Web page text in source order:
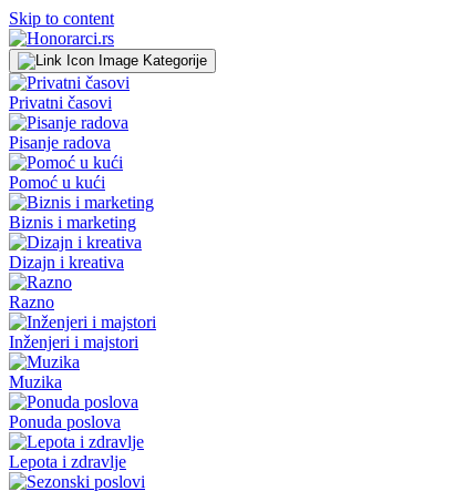
Skip to content
Kategorije
Privatni časovi
Pisanje radova
Pomoć u kući
Biznis i marketing
Dizajn i kreativa
Razno
Inženjeri i majstori
Muzika
Ponuda poslova
Lepota i zdravlje